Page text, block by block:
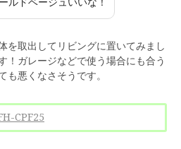
を取出してリビングに置いてみまし
！ガレージなどで使う場合にも合う
も悪くなさそうです。
CPF25